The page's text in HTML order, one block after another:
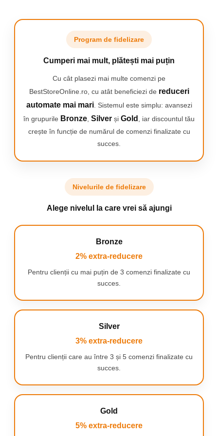
DESIGN DE IZOLARE A ZGOMOTULUI
Mentine exteriorul acolo unde este
Lumea reala este plina de zgomote de fundal. Concepute special
pentru izolarea zgomotului, castile Elite 3 iti ofera o oaza de
Program de fidelizare
Cumperi mai mult, plătești mai puțin
Cu cât plasezi mai multe comenzi pe
BestStoreOnline.ro, cu atât beneficiezi de reduceri
automate mai mari. Sistemul este simplu: avansezi
în grupurile Bronze Silver și Gold
, iar discountul tău
crește în funcție de numărul de comenzi finalizate cu
succes.
Nivelurile de fidelizare
Alege nivelul la care vrei să ajungi
Bronze
2% extra-reducere
Pentru clienții cu mai puțin de 3 comenzi finalizate cu
succes.
Silver
3% extra-reducere
Pentru clienții care au între 3 și 5 comenzi finalizate cu
succes.
Gold
5% extra-reducere